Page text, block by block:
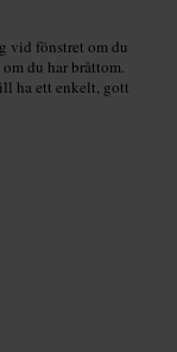
vid fönstret om du
du har bråttom.
ha ett enkelt, gott